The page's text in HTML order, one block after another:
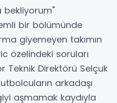
bekliyorum"
bir bölümünde
giyemeyen takımın
özelindeki soruları
Teknik Direktörü Selçuk
arkadaşı
aşmamak kaydıyla